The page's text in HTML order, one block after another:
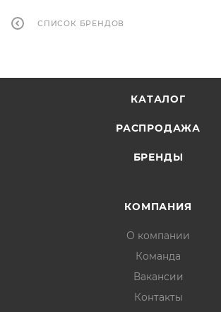
СПИСОК БРЕНДОВ
КАТАЛОГ
РАСПРОДАЖА
БРЕНДЫ
КОМПАНИЯ
О компании
Команда
Вакансии
Контакты